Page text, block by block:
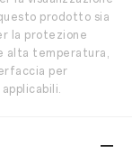
prodotto sia
la protezione
alta temperatura,
per